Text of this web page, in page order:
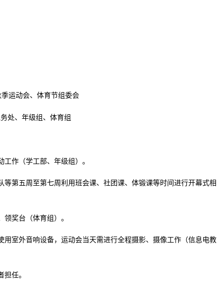
运动会、体育节组委会
处、年级组、体育组
作（学工部、年级组）。
第五周至第七周利用班会课、社团课、体锻课等时间进行开幕式相
奖台（体育组）。
用室外音响设备，运动会当天需进行全程摄影、摄像工作（信息电教
任。